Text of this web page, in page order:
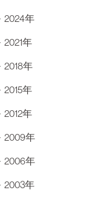
2024年
2021年
2018年
2015年
2012年
2009年
2006年
2003年